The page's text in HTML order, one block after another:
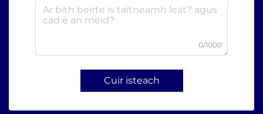
0/1000
Cuir isteach